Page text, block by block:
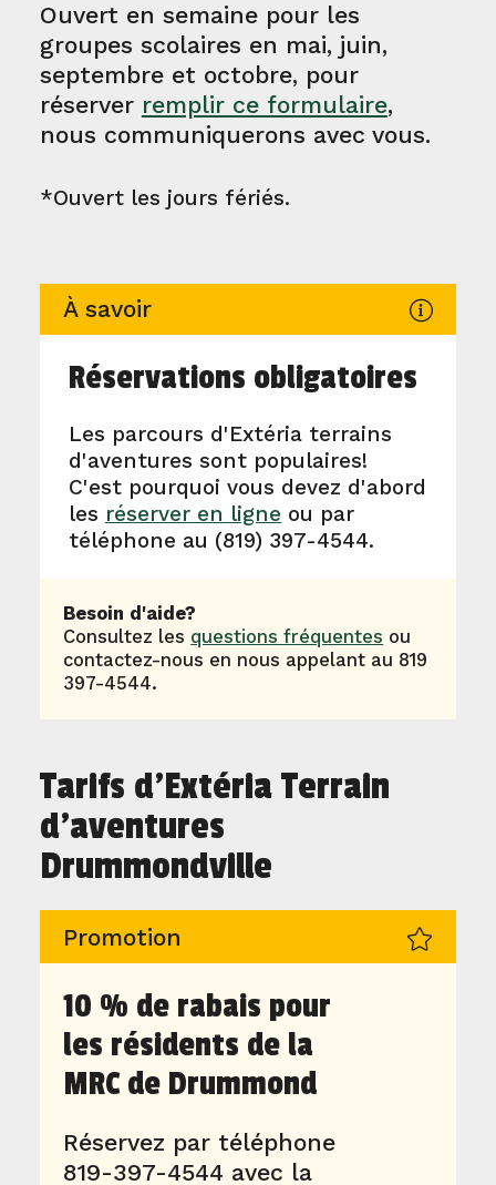
Ouvert en semaine pour les
groupes scolaires en mai, juin,
septembre et octobre, pour
réserver remplir ce formulaire,
nous communiquerons avec vous.
*Ouvert les jours fériés.
À savoir
Réservations obligatoires
Les parcours d'Extéria terrains
d'aventures sont populaires!
C'est pourquoi vous devez d'abord
les réserver en ligne ou par
téléphone au (819) 397-4544.
Besoin d'aide?
Consultez les questions fréquentes ou
contactez-nous en nous appelant au 819
397-4544.
Tarifs d'Extéria Terrain
d'aventures
Drummondville
Promotion
10 % de rabais pour
les résidents de la
MRC de Drummond
Réservez par téléphone
819-397-4544 avec la